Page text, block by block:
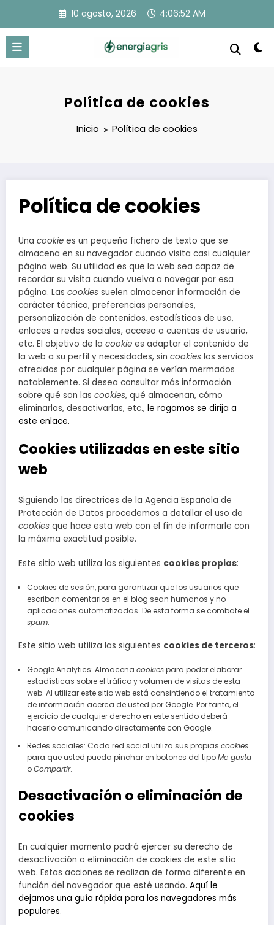
contenido
10 agosto, 2026 4:06:52 AM
Política de cookies
Inicio Política de cookies
Política de cookies
Una cookie es un pequeño fichero de texto que se
almacena en su navegador cuando visita casi cualquier
página web. Su utilidad es que la web sea capaz de
recordar su visita cuando vuelva a navegar por esa
página. Las cookies suelen almacenar información de
carácter técnico, preferencias personales,
personalización de contenidos, estadísticas de uso,
enlaces a redes sociales, acceso a cuentas de usuario,
etc. El objetivo de la cookie es adaptar el contenido de
la web a su perfil y necesidades, sin cookies los servicios
ofrecidos por cualquier página se verían mermados
notablemente. Si desea consultar más información
sobre qué son las cookies, qué almacenan, cómo
eliminarlas, desactivarlas, etc., le rogamos se dirija a
este enlace.
Cookies utilizadas en este sitio
web
Siguiendo las directrices de la Agencia Española de
Protección de Datos procedemos a detallar el uso de
cookies que hace esta web con el fin de informarle con
la máxima exactitud posible.
Este sitio web utiliza las siguientes cookies propias:
Cookies de sesión, para garantizar que los usuarios que
escriban comentarios en el blog sean humanos y no
aplicaciones automatizadas. De esta forma se combate el
spam.
Este sitio web utiliza las siguientes cookies de terceros:
Google Analytics: Almacena cookiespara poder elaborar
estadísticas sobre el tráfico y volumen de visitas de esta
web. Al utilizar este sitio web está consintiendo el tratamiento
de información acerca de usted por Google. Por tanto, el
ejercicio de cualquier derecho en este sentido deberá
hacerlo comunicando directamente con Google.
Redes sociales: Cada red social utiliza sus propias cookies
para que usted pueda pinchar en botones del tipoMe gusta
oCompartir.
Desactivación o eliminación de
cookies
En cualquier momento podrá ejercer su derecho de
desactivación o eliminación de cookies de este sitio
web. Estas acciones se realizan de forma diferente en
función del navegador que esté usando. Aquí le
dejamos una guía rápida para los navegadores más
populares.